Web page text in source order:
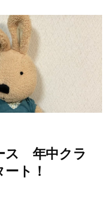
ス 年中クラ
ト！